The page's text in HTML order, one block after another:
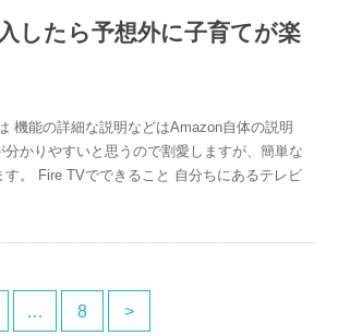
したら予想外に子育てが楽
機能の詳細な説明などはAmazon自体の説明
分かりやすいと思うので割愛しますが、簡単な
す。 Fire TVでできること 自分ちにあるテレビ
8 >